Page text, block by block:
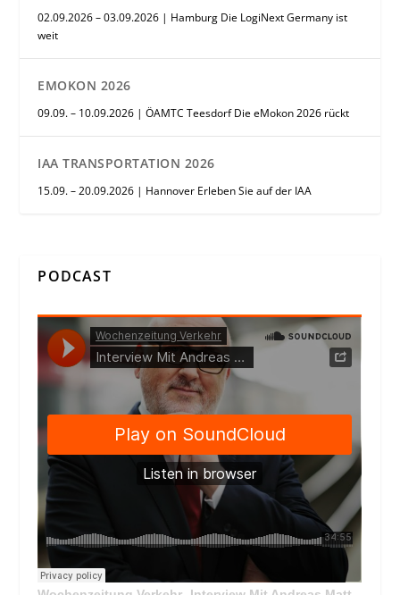
02.09.2026 – 03.09.2026 | Hamburg Die LogiNext Germany ist
weit
EMOKON 2026
09.09. – 10.09.2026 | ÖAMTC Teesdorf Die eMokon 2026 rückt
IAA TRANSPORTATION 2026
15.09. – 20.09.2026 | Hannover Erleben Sie auf der IAA
PODCAST